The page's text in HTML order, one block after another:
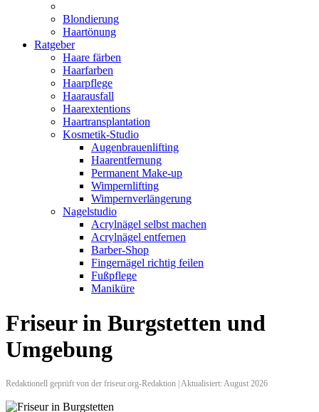
Blondierung
Haartönung
Ratgeber
Haare färben
Haarfarben
Haarpflege
Haarausfall
Haarextentions
Haartransplantation
Kosmetik-Studio
Augenbrauenlifting
Haarentfernung
Permanent Make-up
Wimpernlifting
Wimpernverlängerung
Nagelstudio
Acrylnägel selbst machen
Acrylnägel entfernen
Barber-Shop
Fingernägel richtig feilen
Fußpflege
Maniküre
Friseur in Burgstetten und
Umgebung
Redaktionell geprüft von der friseur.org-Redaktion | Aktualisiert: August 2026